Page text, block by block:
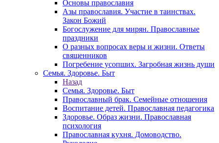
Основы православия
Азы православия. Участие в таинствах.
Закон Божий
Богослужение для мирян. Православные
праздники
О разных вопросах веры и жизни. Ответы
священников
Погребение усопших. Загробная жизнь души
Семья. Здоровье. Быт
Назад
Семья. Здоровье. Быт
Православный брак. Семейные отношения
Воспитание детей. Православная педагогика
Здоровье. Образ жизни. Православная
психология
Православная кухня. Домоводство.